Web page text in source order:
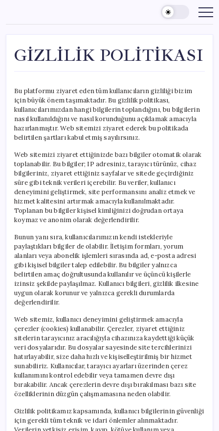
content
GİZLİLİK POLİTİKASI
Bu platformu ziyaret eden tüm kullanıcıların gizliliği bizim
için büyük önem taşımaktadır. Bu gizlilik politikası,
kullanıcılarımızdan hangi bilgilerin toplandığını, bu bilgilerin
nasıl kullanıldığını ve nasıl korunduğunu açıklamak amacıyla
hazırlanmıştır. Web sitemizi ziyaret ederek bu politikada
belirtilen şartları kabul etmiş sayılırsınız.
Web sitemizi ziyaret ettiğinizde bazı bilgiler otomatik olarak
toplanabilir. Bu bilgiler; IP adresiniz, tarayıcı türünüz, cihaz
bilgileriniz, ziyaret ettiğiniz sayfalar ve sitede geçirdiğiniz
süre gibi teknik verileri içerebilir. Bu veriler, kullanıcı
deneyimini geliştirmek, site performansını analiz etmek ve
hizmet kalitesini artırmak amacıyla kullanılmaktadır.
Toplanan bu bilgiler kişisel kimliğinizi doğrudan ortaya
koymaz ve anonim olarak değerlendirilir.
Bunun yanı sıra, kullanıcılarımızın kendi istekleriyle
paylaştıkları bilgiler de olabilir. İletişim formları, yorum
alanları veya abonelik işlemleri sırasında ad, e-posta adresi
gibi kişisel bilgiler talep edilebilir. Bu bilgiler yalnızca
belirtilen amaç doğrultusunda kullanılır ve üçüncü kişilerle
izinsiz şekilde paylaşılmaz. Kullanıcı bilgileri, gizlilik ilkesine
uygun olarak korunur ve yalnızca gerekli durumlarda
değerlendirilir.
Web sitemiz, kullanıcı deneyimini geliştirmek amacıyla
çerezler (cookies) kullanabilir. Çerezler, ziyaret ettiğiniz
sitelerin tarayıcınız aracılığıyla cihazınıza kaydettiği küçük
veri dosyalarıdır. Bu dosyalar sayesinde site tercihlerinizi
hatırlayabilir, size daha hızlı ve kişiselleştirilmiş bir hizmet
sunabiliriz. Kullanıcılar, tarayıcı ayarları üzerinden çerez
kullanımını kontrol edebilir veya tamamen devre dışı
bırakabilir. Ancak çerezlerin devre dışı bırakılması bazı site
özelliklerinin düzgün çalışmamasına neden olabilir.
Gizlilik politikamız kapsamında, kullanıcı bilgilerinin güvenliği
için gerekli tüm teknik ve idari önlemler alınmaktadır.